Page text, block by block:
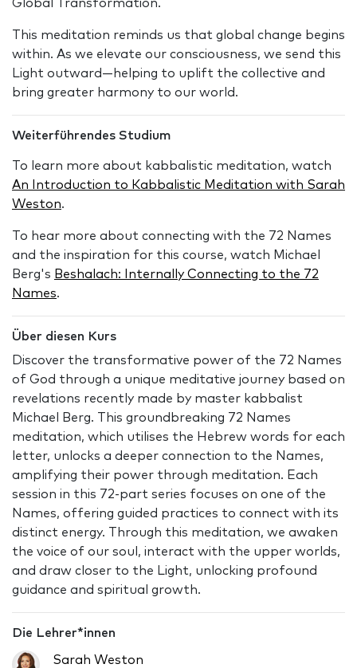
Global Transformation.
This meditation reminds us that global change begins
within. As we elevate our consciousness, we send this
Light outward—helping to uplift the collective and
bring greater harmony to our world.
Weiterführendes Studium
To learn more about kabbalistic meditation, watch
An Introduction to Kabbalistic Meditation with Sarah
Weston.
To hear more about connecting with the 72 Names
and the inspiration for this course, watch Michael
Berg's Beshalach: Internally Connecting to the 72
Names.
Über diesen Kurs
Discover the transformative power of the 72 Names
of God through a unique meditative journey based on
revelations recently made by master kabbalist
Michael Berg. This groundbreaking 72 Names
meditation, which utilises the Hebrew words for each
letter, unlocks a deeper connection to the Names,
amplifying their power through meditation. Each
session in this 72-part series focuses on one of the
Names, offering guided practices to connect with its
distinct energy. Through this meditation, we awaken
the voice of our soul, interact with the upper worlds,
and draw closer to the Light, unlocking profound
guidance and spiritual growth.
Die Lehrer*innen
Sarah Weston